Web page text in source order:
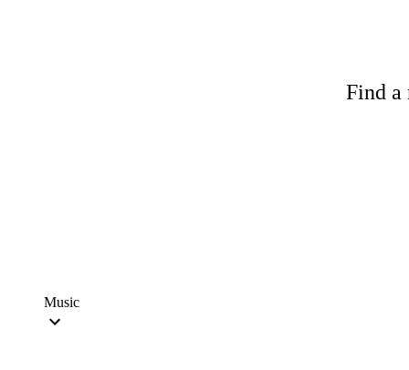
Find a
Music